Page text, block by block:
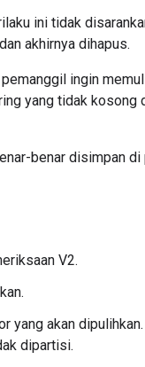
ini tidak
akhirnya dihapus.
ingin
yang tidak kosong
benar disimpan
V2.
yang akan
dipartisi.